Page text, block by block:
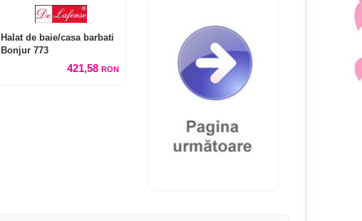
Halat de baie/casa barbati
Bonjur 773
421,58RON